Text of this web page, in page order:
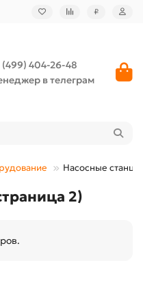
₽
(499) 404-26-48
в телеграм
Насосные
2)